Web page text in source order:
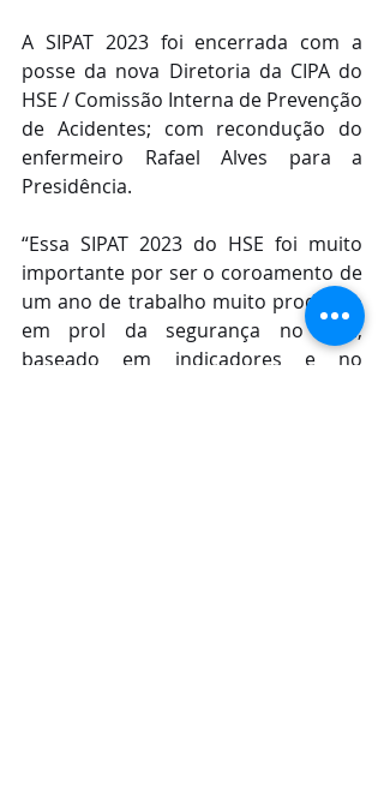
A SIPAT 2023 foi encerrada com a
posse da nova Diretoria da CIPA do
HSE / Comissão Interna de Prevenção
de Acidentes; com recondução do
enfermeiro Rafael Alves para a
Presidência.
“Essa SIPAT 2023 do HSE foi muito
importante por ser o coroamento de
um ano de trabalho muito produtivo
em prol da segurança no HSE,
baseado em indicadores e no